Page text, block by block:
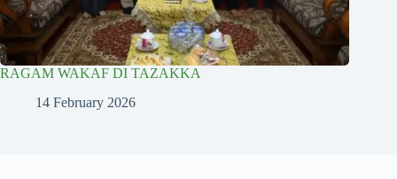
RAGAM WAKAF DI TAZAKKA
14 February 2026